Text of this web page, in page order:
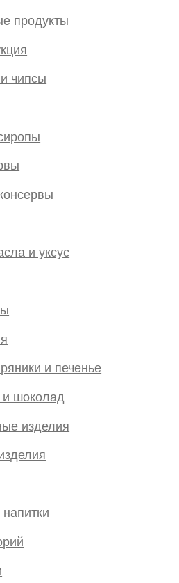
продукты
чипсы
и уксус
и печенье
шоколад
изделия